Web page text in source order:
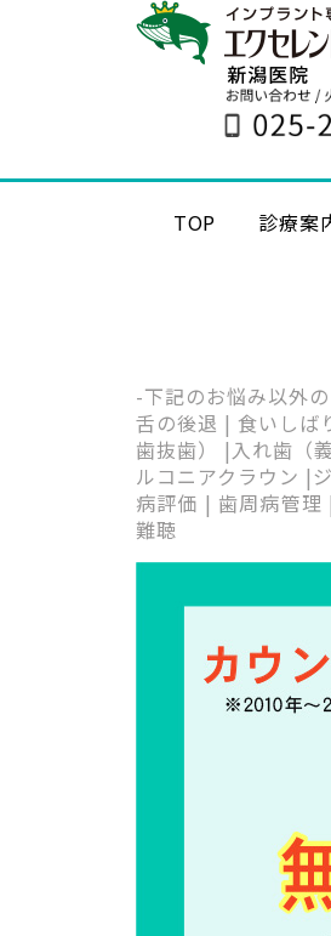
TOP 診療案
-下記のお悩み以外
舌の後退 | 食いし
歯抜歯） |入れ歯（
ルコニアクラウン |
病評価 | 歯周病管
難聴